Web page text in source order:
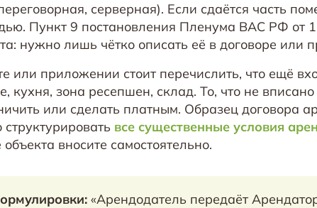
серверная). Если сдаётся часть
Пункт 9 постановления Пленума ВАС РФ от
нужно лишь чётко описать её в договоре или
или приложении стоит перечислить, что ещё
кухня, зона ресепшен, склад. То, что не
или сделать платным. Образец договора
все существенные условия
вносите самостоятельно.
«Арендодатель передаёт